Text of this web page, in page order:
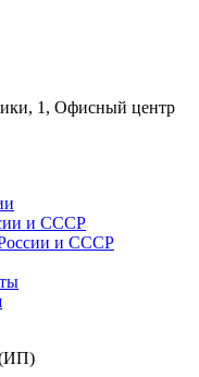
1, Офисный центр
и СССР
и СССР
(ИП)